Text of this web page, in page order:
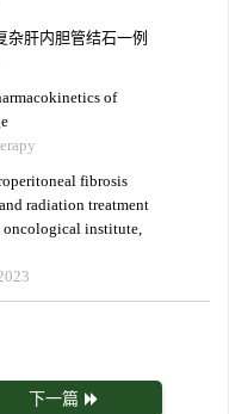
杂肝内胆管结石一例
of
fibrosis
radiation treatment
oncological institute,
下一篇